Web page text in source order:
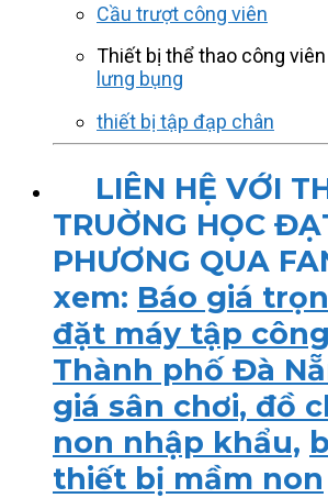
Cầu trượt công viên
Thiết bị thể thao công
lưng bụng
thiết bị tập đạp chân
LIÊN HỆ VỚI
TRUỜNG HỌC
PHƯƠNG QUA
xem: Báo giá
đặt máy tập
Thành phố Đà
giá sân chơi, đồ
non nhập khẩu,
thiết bị mầm non